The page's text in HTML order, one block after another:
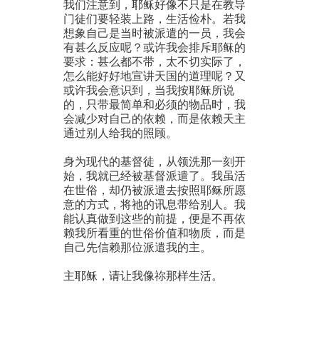
我们注意到，耶稣好像不只是在教导
门徒们要轻装上路，生活俭朴。若我
想象自己是当时被派遣的一员，我会
有甚么反应呢？或许我会排斥耶稣的
要求：甚么都不带，太不切实际了，
怎么能好好地宣讲天国的道理呢？又
或许我会意识到，当我按耶稣所说
的，只带最简单和必须的物品时，我
会减少对自己的依赖，而是依赖天主
通过别人给我的照顾。
身为现代的基督徒，从领洗那一刻开
始，我就已经被基督派遣了。我虽活
在世俗，却仍被派遣去按照耶稣所愿
意的方式，将祂的讯息带给别人。我
能认真做到这些的前提，便是不再依
赖我所看重的世俗价值和物质，而是
自己先信赖那位派遣我的主。
主耶稣，请让我像祢那样生活。